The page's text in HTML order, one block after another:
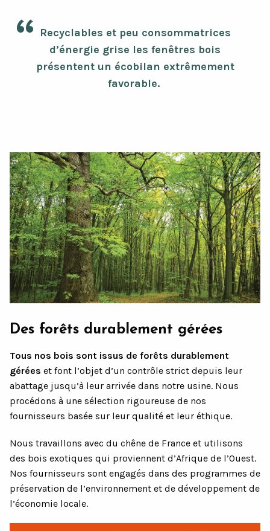
Recyclables et peu consommatrices
d’énergie grise les fenêtres bois
présentent un écobilan extrêmement
favorable.
Des forêts durablement gérées
Tous nos bois sont issus de forêts durablement
gérées et font l’objet d’un contrôle strict depuis leur
abattage jusqu’à leur arrivée dans notre usine. Nous
procédons à une sélection rigoureuse de nos
fournisseurs basée sur leur qualité et leur éthique.
Nous travaillons avec du chêne de France et utilisons
des bois exotiques qui proviennent d’Afrique de l’Ouest.
Nos fournisseurs sont engagés dans des programmes de
préservation de l’environnement et de développement de
l’économie locale.